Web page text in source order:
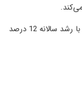
وی حجم تبادل تجاری میان دو کشور را 1.33 میلیارد دلار با رشد سالانه 12 درصد